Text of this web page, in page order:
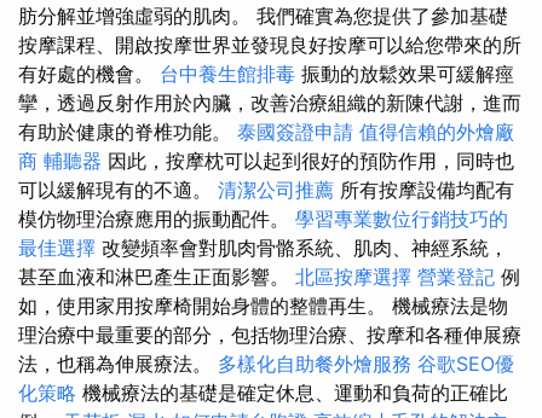
肪分解並增強虛弱的肌肉。 我們確實為您提供了參加基礎
按摩課程、開啟按摩世界並發現良好按摩可以給您帶來的所
有好處的機會。 台中養生館排毒 振動的放鬆效果可緩解痙
攣，透過反射作用於內臟，改善治療組織的新陳代謝，進而
有助於健康的脊椎功能。 泰國簽證申請 值得信賴的外燴廠
商 輔聽器 因此，按摩枕可以起到很好的預防作用，同時也
可以緩解現有的不適。 清潔公司推薦 所有按摩設備均配有
模仿物理治療應用的振動配件。 學習專業數位行銷技巧的
最佳選擇 改變頻率會對肌肉骨骼系統、肌肉、神經系統，
甚至血液和淋巴產生正面影響。 北區按摩選擇 營業登記 例
如，使用家用按摩椅開始身體的整體再生。 機械療法是物
理治療中最重要的部分，包括物理治療、按摩和各種伸展療
法，也稱為伸展療法。 多樣化自助餐外燴服務 谷歌SEO優
化策略 機械療法的基礎是確定休息、運動和負荷的正確比